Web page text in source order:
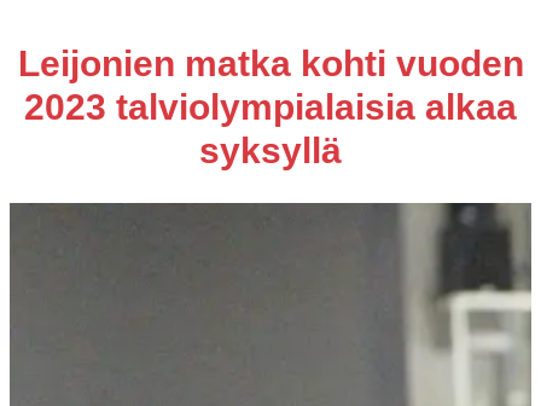
Leijonien matka kohti vuoden
2023 talviolympialaisia alkaa
syksyllä